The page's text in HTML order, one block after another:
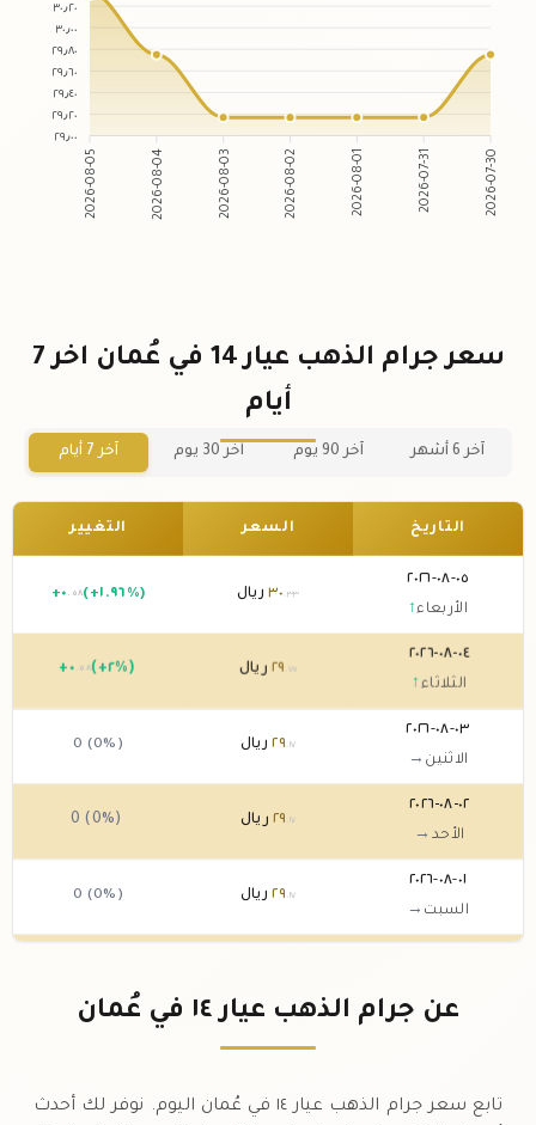
٣٠٫٢٠
٣٠٫٠٠
٢٩٫٨٠
٢٩٫٦٠
٢٩٫٤٠
٢٩٫٢٠
٢٩٫٠٠
2026-08-05 2026-08-04 2026-08-03 2026-08-02 2026-08-01 2026-07-31 2026-07-30
سعر جرام الذهب عيار 14 في عُمان اخر 7
أيام
آخر 6 أشهر آخر 90 يوم آخر 30 يوم آخر 7 أيام
التاريخ السعر التغيير
٠٥-٠٨-٢٠٢٦
الأربعاء↑
٣٠ .٣٣ ريال +٠ .٥٨ (+١.٩٦%)
٠٤-٠٨-٢٠٢٦
الثلاثاء ↑
٢٩ .٧٥ ريال +٠ .٥٨ (+٢%)
٠٣-٠٨-٢٠٢٦
الاثنين →
٢٩ .١٧ ريال 0 (0%)
٠٢-٠٨-٢٠٢٦
الأحد →
٢٩ .١٧ ريال 0 (0%)
٠١-٠٨-٢٠٢٦
السبت →
٢٩ .١٧ ريال 0 (0%)
٢٩.٧٥ ريال
عن جرام الذهب عيار ١٤ في عُمان
تابع سعر جرام الذهب عيار ١٤ في عُمان اليوم. نوفر لك أحدث